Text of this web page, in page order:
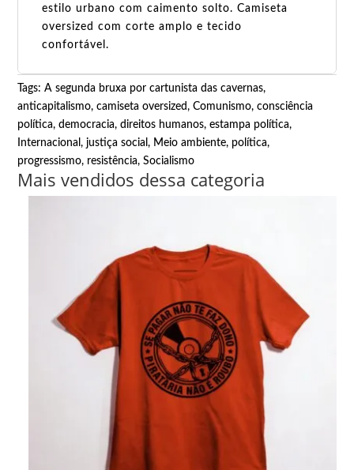
estilo urbano com caimento solto. Camiseta
oversized com corte amplo e tecido
confortável.
Tags:A segunda bruxa por cartunista das cavernas,
anticapitalismo,camiseta oversized,Comunismo,consciência
política,democracia,direitos humanos,estampa política,
Internacional,justiça social, Meio ambiente, política,
progressismo, resistência,Socialismo
Mais vendidos dessa categoria